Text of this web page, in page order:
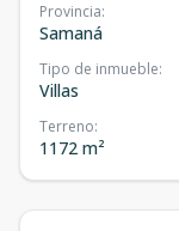
Provincia:
Samaná
Tipo de inmueble:
Villas
Terreno:
1172 m²